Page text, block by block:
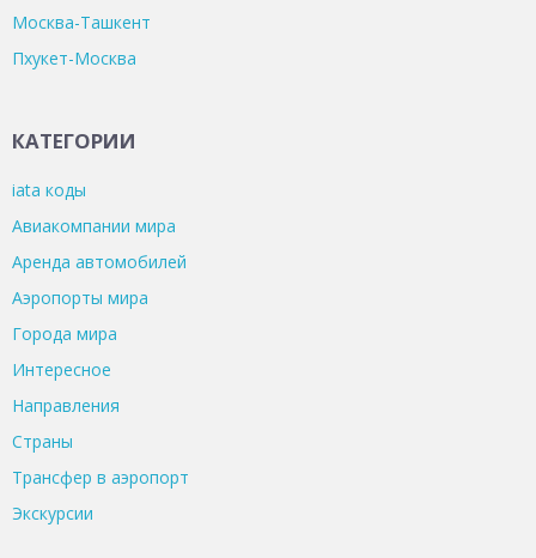
Москва-Ташкент
Пхукет-Москва
КАТЕГОРИИ
iata коды
Авиакомпании мира
Аренда автомобилей
Аэропорты мира
Города мира
Интересное
Направления
Страны
Трансфер в аэропорт
Экскурсии